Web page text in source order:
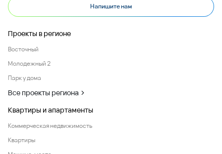
Напишите нам
Проекты в регионе
Восточный
Молодежный 2
Парк у дома
Все проекты региона
Квартиры и апартаменты
Коммерческая недвижимость
Квартиры